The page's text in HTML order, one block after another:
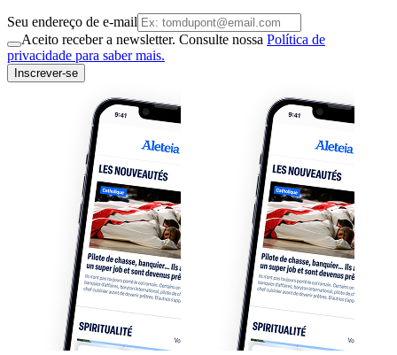
Seu endereço de e-mail
Aceito receber a newsletter. Consulte nossa Política de
privacidade para saber mais.
Inscrever-se